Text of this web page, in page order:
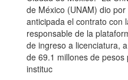
de México (UNAM) dio
anticipada el contrato con
responsable de la
de ingreso a licenciatura,
de 69.1 millones de
instituc